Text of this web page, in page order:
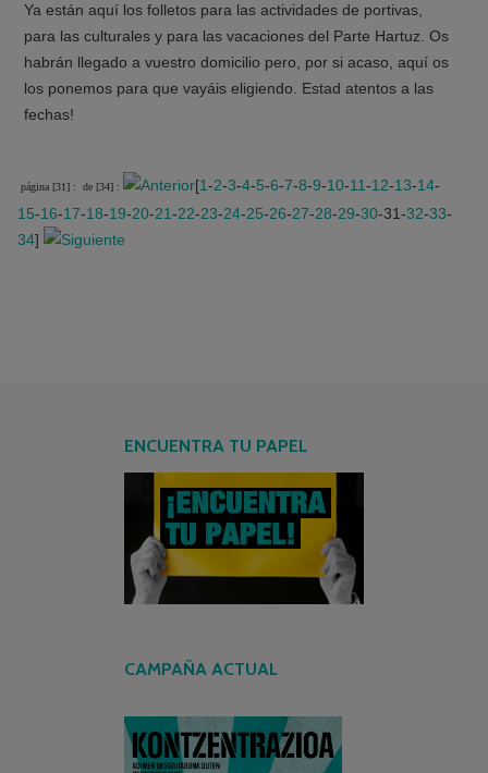
Ya están aquí los folletos para las actividades de portivas,
para las culturales y para las vacaciones del Parte Hartuz. Os
habrán llegado a vuestro domicilio pero, por si acaso, aquí os
los ponemos para que vayáis eligiendo. Estad atentos a las
fechas!
página [31] : de [34] : [1-2-3-4-5-6-7-8-9-10-11-12-13-14-
15-16-17-18-19-20-21-22-23-24-25-26-27-28-29-30-31-32-33-
34]
ENCUENTRA TU PAPEL
CAMPAÑA ACTUAL